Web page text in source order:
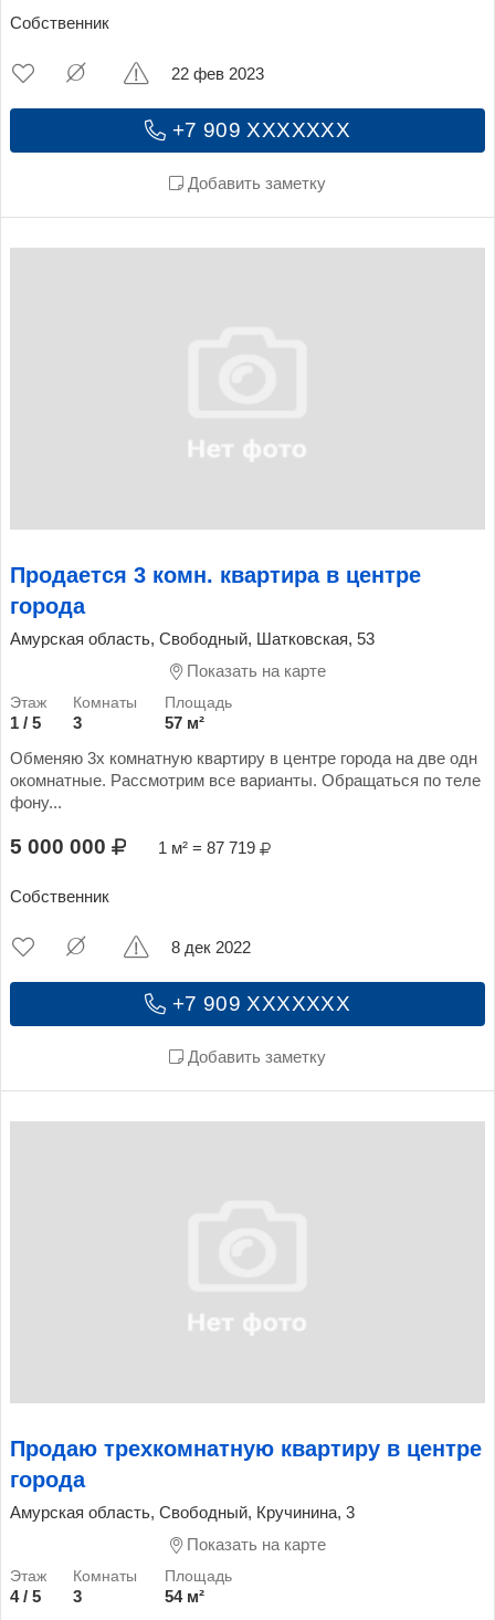
Собственник
+7 909 XXXXXXX
Добавить заметку
22 фев 2023
Продается 3 комн. квартира в центре
города
Амурская область, Свободный, Шатковская, 53
Показать на карте
1 / 5 3
57 м²
Обменяю 3х комнатную квартиру в центре города на две одн
окомнатные. Рассмотрим все варианты. Обращаться по теле
фону...
5 000 000 1 м² = 87 719
Собственник
+7 909 XXXXXXX
Добавить заметку
8 дек 2022
Продаю трехкомнатную квартиру в центре
города
Амурская область, Свободный, Кручинина, 3
Показать на карте
4 / 5 3
54 м²